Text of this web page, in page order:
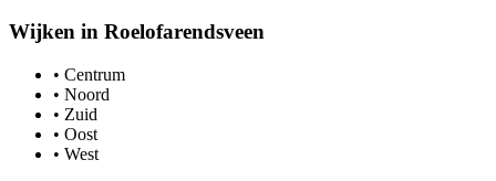
Wijken in Roelofarendsveen
• Centrum
• Noord
• Zuid
• Oost
• West